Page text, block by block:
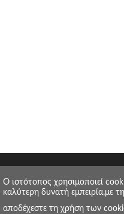
O ιστότοπος χρησιμοποιεί
καλύτερη δυνατή εμπειρία,με
αποδέχεστε τη χρήση των